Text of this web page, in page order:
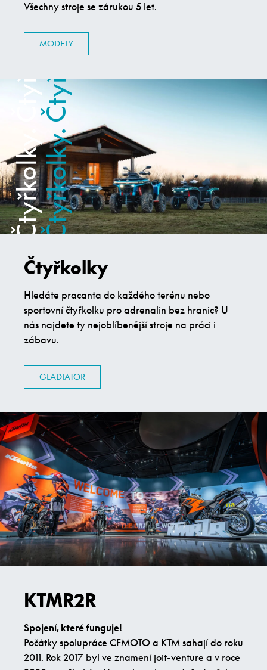
Všechny stroje se zárukou 5 let.
MODELY
Čtyřkolky. Čtyřkolky.Čtyřkolky. Čtyřkolky.
Čtyřkolky
Hledáte pracanta do každého terénu nebo
sportovní čtyřkolku pro adrenalin bez hranic? U
nás najdete ty nejoblíbenější stroje na práci i
zábavu.
GLADIATOR
KTMR2R
Spojení, které funguje!
Počátky spolupráce CFMOTO a KTM sahají do roku
2011. Rok 2017 byl ve znamení joit-venture a v roce